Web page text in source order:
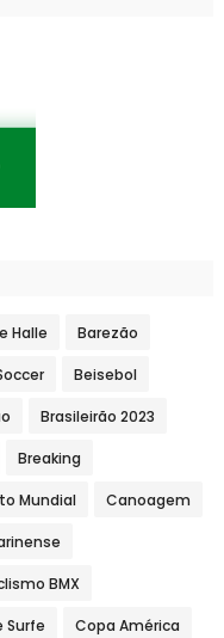
Halle Barezão
Beisebol
Brasileirão 2023
Breaking
Mundial Canoagem
BMX
Surfe Copa América